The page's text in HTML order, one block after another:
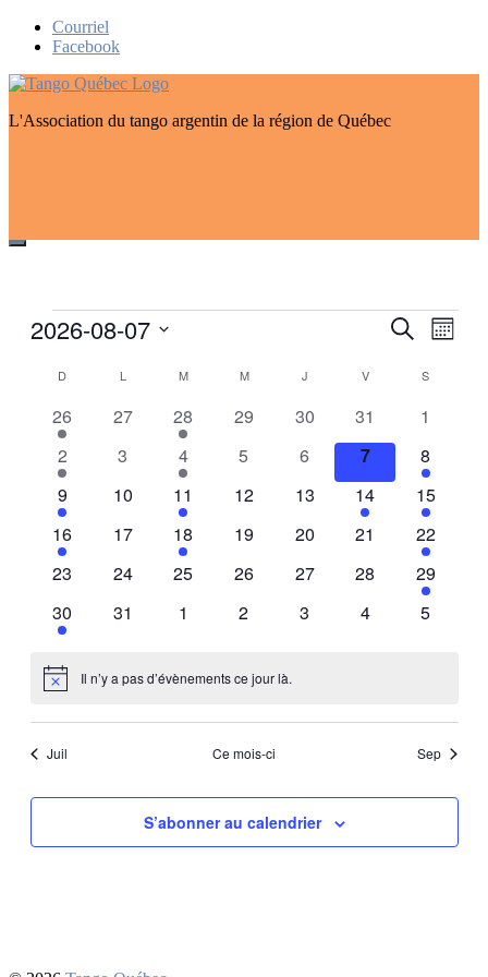
Skip
Courriel
Facebook
L'Association du tango argentin de la région de Québec
Événements
vues
Recherche
de
Mois
2026-08-07
Calendrier
de
Événements
D DIMANCHEL M M MERCREDI
J VVENDREDI
S
1
événement
26
0
événements
27
2
événements
28
0
29
0
événements
30
0
événements
31
0
1
1
événement
2
0
événements
3
2
événements
4
0
5
0
événements
6
0
événements
7
1
8
1
événement
9
0
événements
10
2
événements
11
0
12
0
événements
13
1
événement
14
1
15
1
événement
16
0
événements
17
2
événements
18
0
19
0
20
0
événements
21
1
22
0
23
0
24
0
25
0
26
0
27
0
événements
28
1
29
1
événement
30
0
31
0
1
0
2
0
3
0
4
0
5
Notice Il n’y a pas d’évènements ce jour là.
Juil Ce mois-ci Sep
S’abonner au calendrier